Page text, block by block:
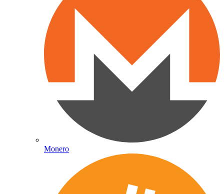
Monero